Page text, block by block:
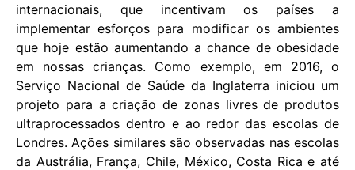
internacionais, que incentivam os países a
implementar esforços para modificar os ambientes
que hoje estão aumentando a chance de obesidade
em nossas crianças. Como exemplo, em 2016, o
Serviço Nacional de Saúde da Inglaterra iniciou um
projeto para a criação de zonas livres de produtos
ultraprocessados dentro e ao redor das escolas de
Londres. Ações similares são observadas nas escolas
da Austrália, França, Chile, México, Costa Rica e até